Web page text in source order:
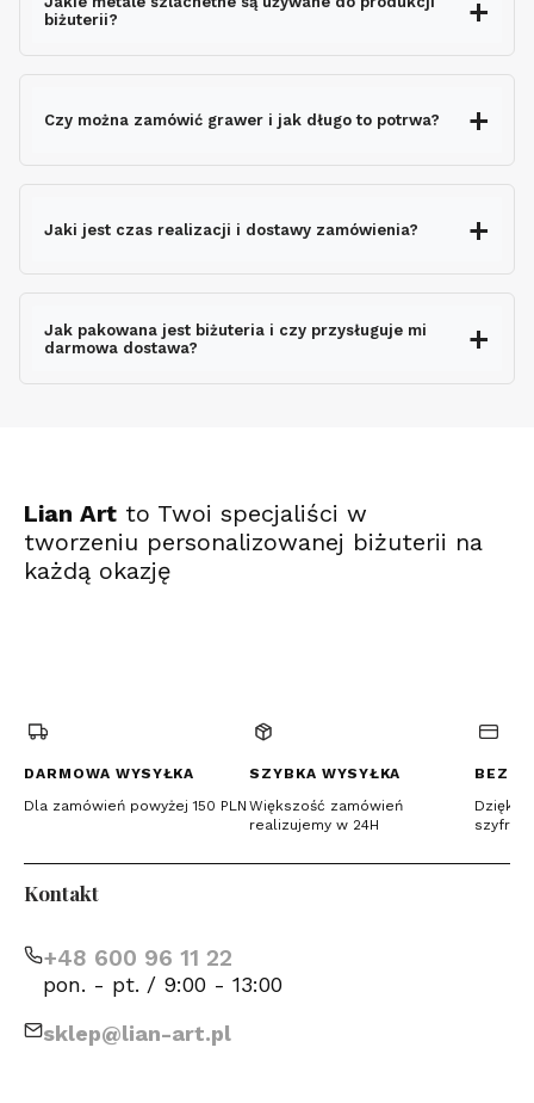
biżuterii?
Czy można zamówić grawer i jak długo to potrwa?
grawerem gratis
wysyłki
Jaki jest czas realizacji i dostawy zamówienia?
Jak pakowana jest biżuteria i czy przysługuje mi
darmowa dostawa?
Lian Art to Twoi specjaliści w
tworzeniu personalizowanej biżuterii na
każdą okazję
karcie)
nowej
karcie)
nowej
karcie)
DARMOWA WYSYŁKA
Dla zamówień powyżej 150 PLN
SZYBKA WYSYŁKA
Większość zamówień
realizujemy w 24H
Dzięki
Kontakt
+48 600 96 11 22
pon. - pt. / 9:00 - 13:00
sklep@lian-art.pl